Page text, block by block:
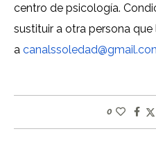
centro de psicología.
sustituir a otra persona
a
0